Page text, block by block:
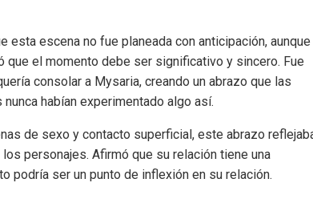
esta escena no fue planeada con anticipación,
el momento debe ser significativo y sincero. Fue
consolar a Mysaria, creando un abrazo que las
habían experimentado algo así.
de sexo y contacto superficial, este abrazo
personajes. Afirmó que su relación tiene una
podría ser un punto de inflexión en su relación.